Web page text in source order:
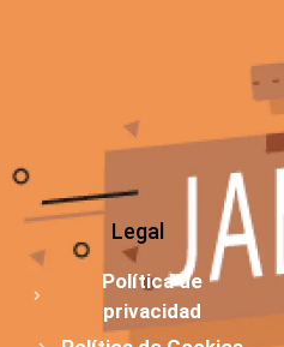
Legal
Política de
privacidad